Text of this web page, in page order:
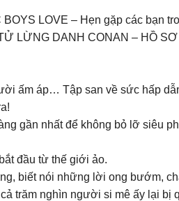
LOVE – Hẹn gặp các bạn
LỪNG DANH CONAN – HỒ
ấm áp… Tập san về sức hấp
gần nhất để không bỏ lỡ siêu
đầu từ thế giới ảo.
biết nói những lời ong bướm,
trăm nghìn người si mê ấy lại